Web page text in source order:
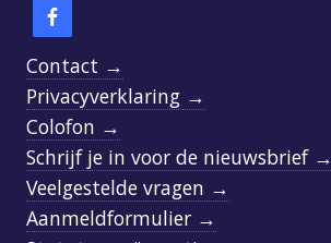
Contact →
Privacyverklaring →
Colofon →
Schrijf je in voor de nieuwsbrief →
Veelgestelde vragen →
Aanmeldformulier →